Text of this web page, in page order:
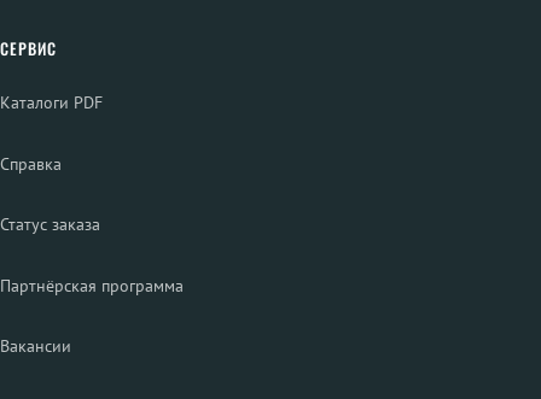
СЕРВИС
Каталоги PDF
Справка
Статус заказа
Партнёрская программа
Вакансии